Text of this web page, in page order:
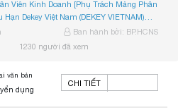
Viên Kinh Doanh [Phụ Trách Mảng Phân
Dekey Việt Nam (DEKEY VIETNAM)
Ban hành bởi: BP.HCNS
1230 người đã xem
văn bản
dụng
CHI TIẾT